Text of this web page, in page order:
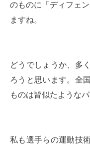
のものに「ディフェ
ますね。
どうでしょうか、多
ろうと思います。全
ものは皆似たような
私も選手らの運動技